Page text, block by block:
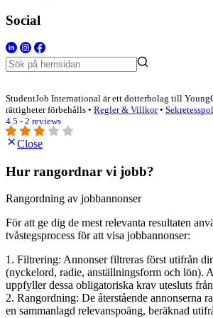
Social
StudentJob International är ett dotterbolag till
rättigheter förbehålls • Regler & Villkor•
4.5 - 2 reviews
Close
Hur rangordnar vi jobb?
Rangordning av jobbannonser
För att ge dig de mest relevanta resultaten
tvåstegsprocess för att visa jobbannonser:
1. Filtrering: Annonser filtreras först utifrån
(nyckelord, radie, anställningsform och lön).
uppfyller dessa obligatoriska krav utesluts
2. Rangordning: De återstående annonserna
en sammanlagd relevanspoäng, beräknad